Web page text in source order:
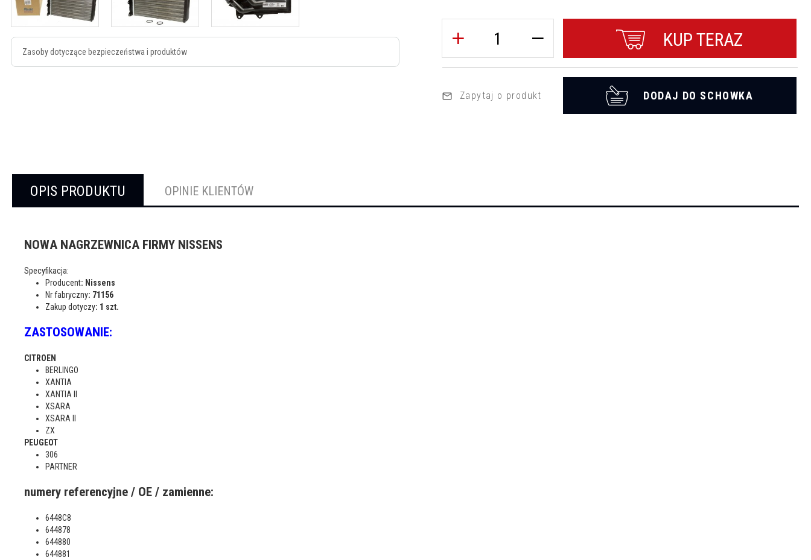
Zasoby dotyczące bezpieczeństwa i produktów
KUP TERAZ
Zapytaj o produkt DODAJ DO SCHOWKA
OPIS PRODUKTU OPINIE KLIENTÓW
NOWA NAGRZEWNICA FIRMY NISSENS
Specyfikacja:
Producent: Nissens
Nr fabryczny: 71156
Zakup dotyczy: 1 szt.
ZASTOSOWANIE:
CITROEN
BERLINGO
XANTIA
XANTIA II
XSARA
XSARA II
ZX
PEUGEOT
306
PARTNER
numery referencyjne / OE / zamienne:
6448C8
644878
644880
644881